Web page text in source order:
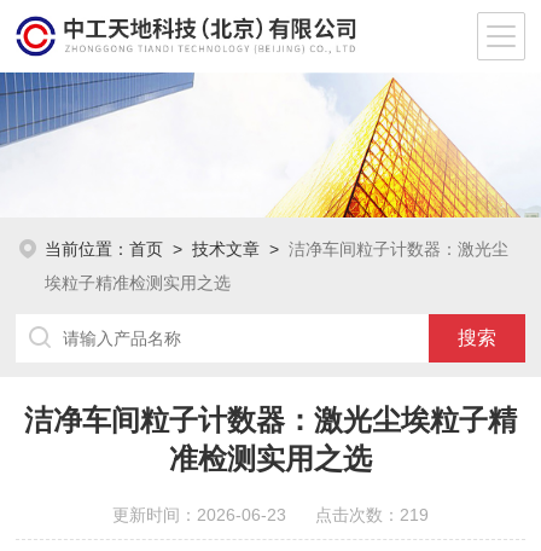
当前位置：首页 >技术文章 >洁净车间粒子计数器：激光尘
埃粒子精准检测实用之选
洁净车间粒子计数器：激光尘埃粒子精
准检测实用之选
更新时间：2026-06-23 点击次数：219